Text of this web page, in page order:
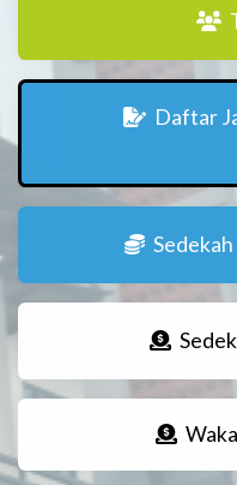
Daftar